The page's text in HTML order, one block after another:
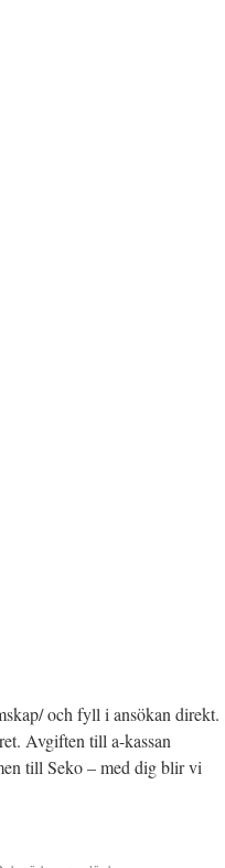
och fyll i ansökan direkt.
Avgiften till a-kassan
till Seko – med dig blir vi